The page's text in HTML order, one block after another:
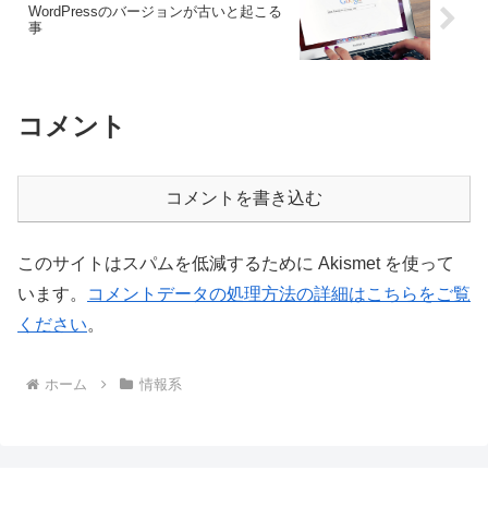
WordPressのバージョンが古いと起こる
事
コメント
コメントを書き込む
このサイトはスパムを低減するために Akismet を使って
います。
コメントデータの処理方法の詳細はこちらをご覧
ください。
ホーム 情報系